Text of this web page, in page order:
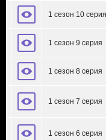
1 сезон 10 серия
1 сезон 9 серия
1 сезон 8 серия
1 сезон 7 серия
1 сезон 6 серия